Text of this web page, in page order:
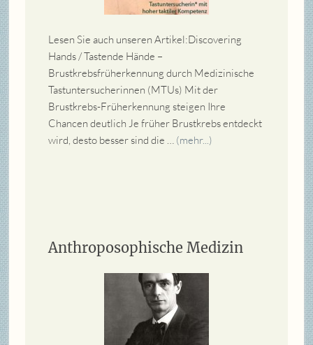
Lesen Sie auch unseren Artikel:Discovering
Hands / Tastende Hände –
Brustkrebsfrüherkennung durch Medizinische
Tastuntersucherinnen (MTUs) Mit der
Brustkrebs-Früherkennung steigen Ihre
Chancen deutlich Je früher Brustkrebs entdeckt
wird, desto besser sind die … (mehr...)
Anthroposophische Medizin